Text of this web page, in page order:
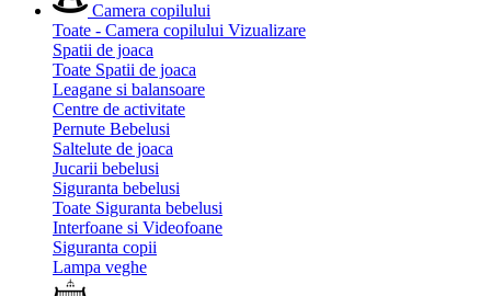
Camera copilului
Toate - Camera copilului Vizualizare
Spatii de joaca
Toate Spatii de joaca
Leagane si balansoare
Centre de activitate
Pernute Bebelusi
Saltelute de joaca
Jucarii bebelusi
Siguranta bebelusi
Toate Siguranta bebelusi
Interfoane si Videofoane
Siguranta copii
Lampa veghe